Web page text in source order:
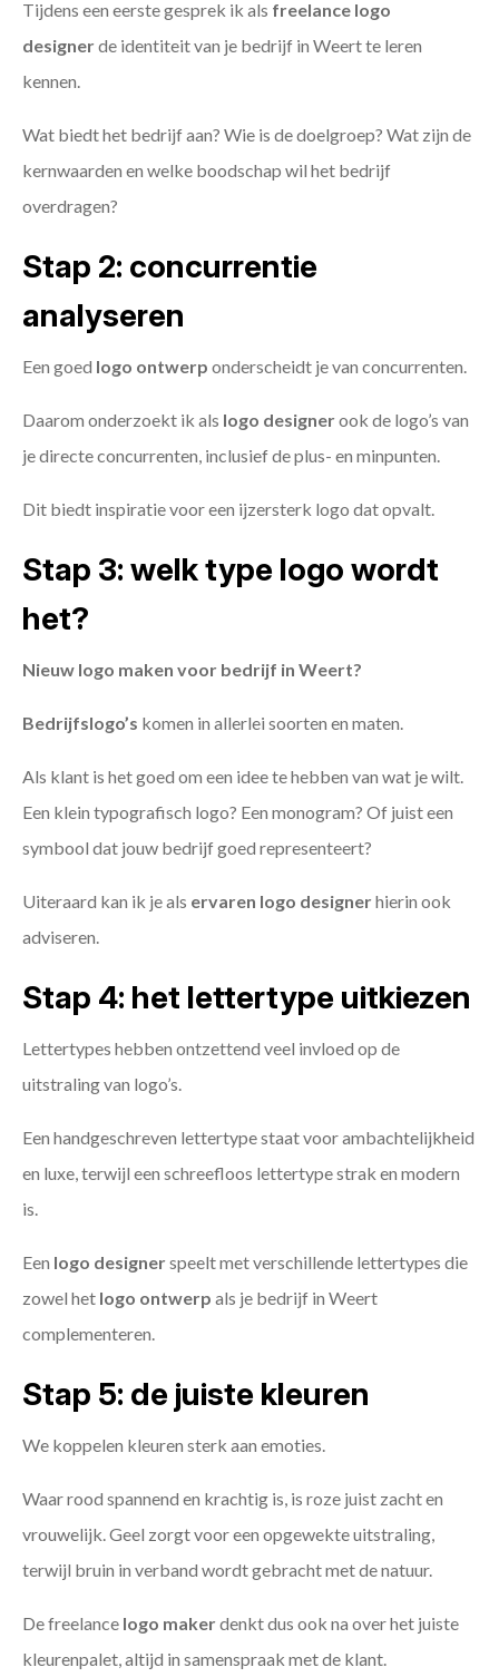
Tijdens een eerste gesprek ik als freelance logo
designerde identiteit van je bedrijf in Weert te leren
kennen.
Wat biedt het bedrijf aan? Wie is de doelgroep? Wat zijn de
kernwaarden en welke boodschap wil het bedrijf
overdragen?
Stap 2: concurrentie
analyseren
Een goed logo ontwerp onderscheidt je van concurrenten.
Daarom onderzoekt ik als logo designerook de logo’s van
je directe concurrenten, inclusief de plus- en minpunten.
Dit biedt inspiratie voor een ijzersterk logo dat opvalt.
Stap 3: welk type logo wordt
het?
Nieuw logo maken voor bedrijf in Weert?
Bedrijfslogo’s komen in allerlei soorten en maten.
Als klant is het goed om een idee te hebben van wat je wilt.
Een klein typografisch logo? Een monogram? Of juist een
symbool dat jouw bedrijf goed representeert?
Uiteraard kan ik je als ervaren logo designerhierin ook
adviseren.
Stap 4: het lettertype uitkiezen
Lettertypes hebben ontzettend veel invloed op de
uitstraling van logo’s.
Een handgeschreven lettertype staat voor ambachtelijkheid
en luxe, terwijl een schreefloos lettertype strak en modern
is.
Een logo designerspeelt met verschillende lettertypes die
zowel het logo ontwerp als je bedrijf in Weert
complementeren.
Stap 5: de juiste kleuren
We koppelen kleuren sterk aan emoties.
Waar rood spannend en krachtig is, is roze juist zacht en
vrouwelijk. Geel zorgt voor een opgewekte uitstraling,
terwijl bruin in verband wordt gebracht met de natuur.
De freelance logo makerdenkt dus ook na over het juiste
kleurenpalet, altijd in samenspraak met de klant.